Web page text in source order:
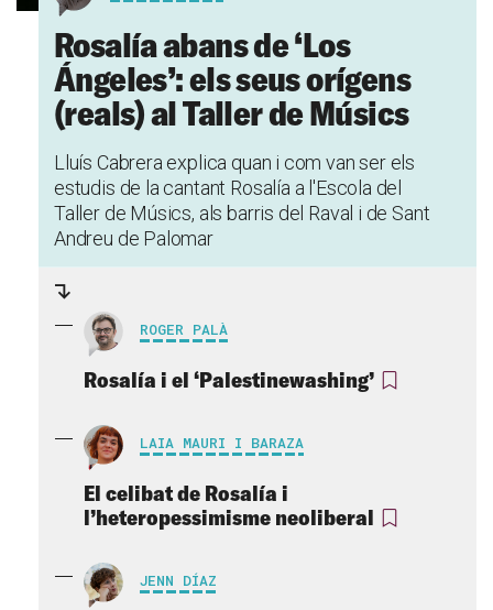
Rosalía abans de ‘Los
Ángeles’: els seus orígens
(reals) al Taller de Músics
Lluís Cabrera explica quan i com van ser els
estudis de la cantant Rosalía a l'Escola del
Taller de Músics, als barris del Raval i de Sant
Andreu de Palomar
ROGER PALÀ
Rosalía i el ‘Palestinewashing’
LAIA MAURI I BARAZA
El celibat de Rosalía i
l’heteropessimisme neoliberal
JENN DÍAZ